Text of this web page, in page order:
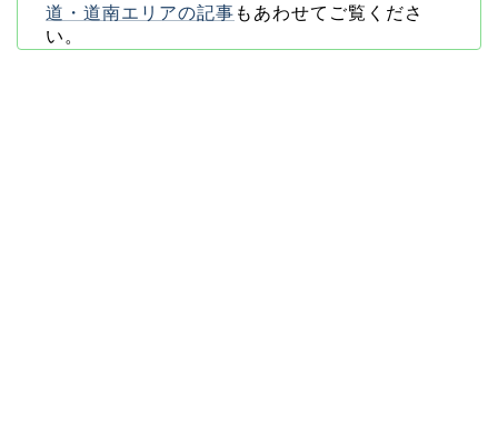
道・道南エリアの記事 もあわせてご覧くださ
い。